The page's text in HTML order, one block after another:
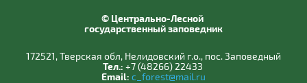
© Центрально-Лесной
государственный заповедник
172521, Тверская обл, Нелидовский г.о., пос. Заповедный
Тел.: +7 (48266) 22433
Email: c_forest@mail.ru